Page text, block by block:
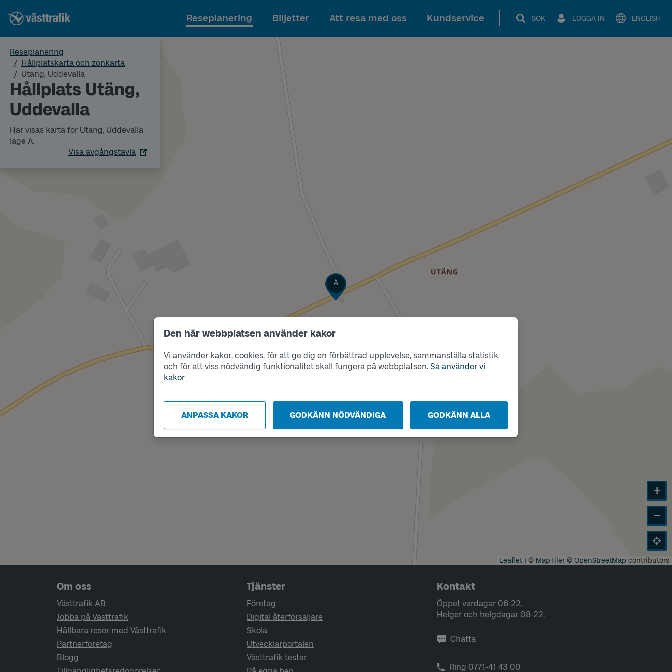
Den här webbplatsen använder kakor
Vi använder kakor, cookies, för att ge dig en förbättrad upplevelse, sammanställa statistik
och för att viss nödvändig funktionalitet skall fungera på webbplatsen. Så använder vi
kakor
ANPASSA KAKOR GODKÄNN NÖDVÄNDIGA GODKÄNN ALLA
Till innehållet
Reseplanering Biljetter Att resa med oss Kundservice SÖK LOGGA IN ENGLISH
Reseplanering
Hållplatskarta och zonkarta
Utäng, Uddevalla
Hållplats Utäng,
Uddevalla
Här visas karta för Utäng, Uddevalla
läge A.
Visa avgångstavla
Läge
A
+
−
Leaflet | © MapTiler© OpenStreetMap contributors
Sidfotsnavigering
Om oss
Västtrafik AB
Jobba på Västtrafik
Hållbara resor med Västtrafik
Partnerföretag
Blogg
Tjänster
Företag
Digital återförsäljare
Skola
Utvecklarportalen
Västtrafik testar
Kontakt
Öppet vardagar 06-22.
Helger och helgdagar 08-22.
Chatta
Ring 0771-41 43 00